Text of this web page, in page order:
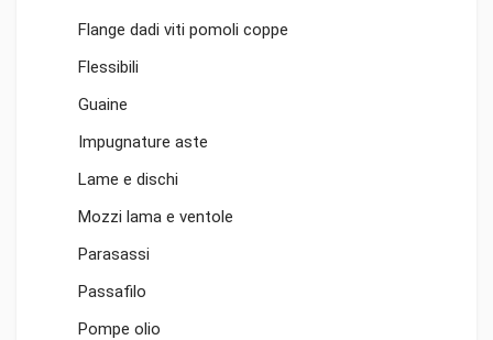
Flange dadi viti pomoli coppe
Flessibili
Guaine
Impugnature aste
Lame e dischi
Mozzi lama e ventole
Parasassi
Passafilo
Pompe olio